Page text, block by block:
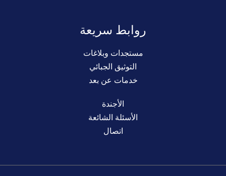
روابط سريعة
مستجدات وبلاغات
التوثيق الجبائي
خدمات عن بعد
الأسئلة الشائعة